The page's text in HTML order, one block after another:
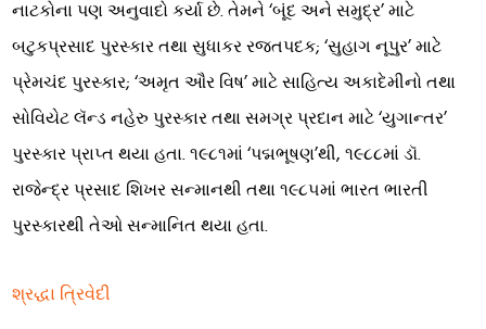
નાટકોના પણ અનુવાદો કર્યા છે. તેમને ‘બૂંદ અને સમુદ્ર’ માટે
બટુકપ્રસાદ પુરસ્કાર તથા સુધાકર રજતપદક; ‘સુહાગ નૂપુર’ માટે
પ્રેમચંદ પુરસ્કાર; ‘અમૃત ઔર વિષ’ માટે સાહિત્ય અકાદેમીનો તથા
સોવિયેટ લૅન્ડ નહેરુ પુરસ્કાર તથા સમગ્ર પ્રદાન માટે ‘યુગાન્તર’
પુરસ્કાર પ્રાપ્ત થયા હતા. ૧૯૮૧માં ‘પદ્મભૂષણ’થી, ૧૯૮૮માં ડૉ.
રાજેન્દ્ર પ્રસાદ શિખર સન્માનથી તથા ૧૯૮૫માં ભારત ભારતી
પુરસ્કારથી તેઓ સન્માનિત થયા હતા.
શ્રદ્ધા ત્રિવેદી